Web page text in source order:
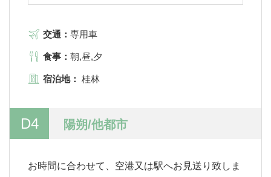
交通： 専用車
食事： 朝,昼,夕
宿泊地： 桂林
D4 陽朔/他都市
お時間に合わせて、空港又は駅へお見送り致しま